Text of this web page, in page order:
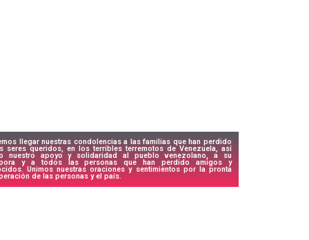
llegar nuestras condolencias a las familias que han perdido
seres queridos, en los terribles terremotos de Venezuela, así
nuestro apoyo y solidaridad al pueblo venezolano, a su
y a todos las personas que han perdido amigos y
Unimos nuestras oraciones y sentimientos por la pronta
de las personas y el país.